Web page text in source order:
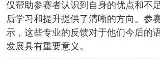
仅帮助参赛者认识到自身的优点和不
后学习和提升提供了清晰的方向。参
示，这些专业的反馈对于他们今后的
发展具有重要意义。